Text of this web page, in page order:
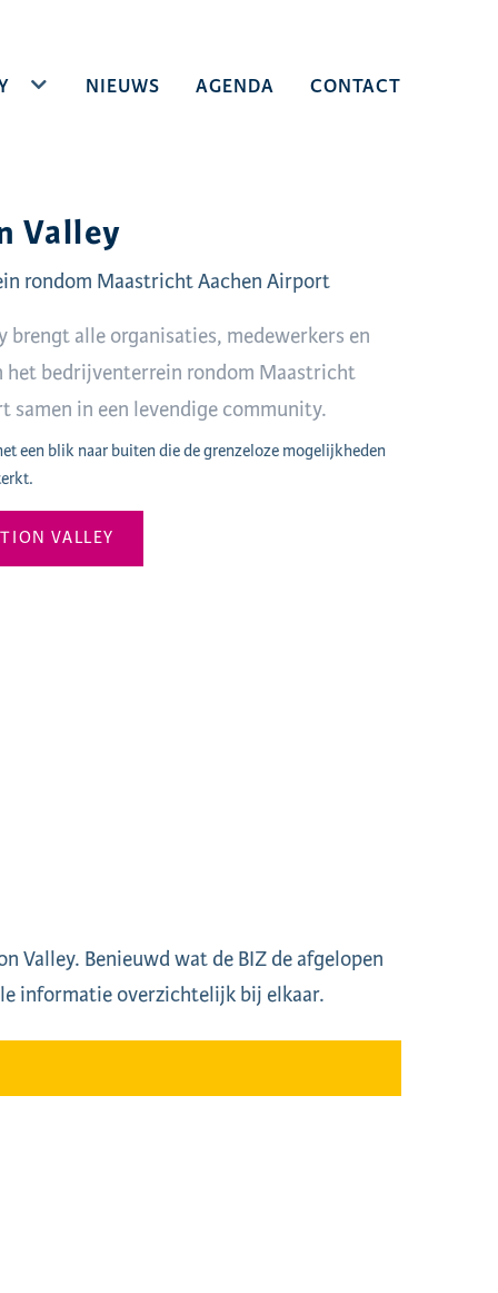
TOGGLE DROPDOWN
NIEUWS AGENDA CONTACT
Valley
rondom Maastricht Aachen Airport
brengt alle organisaties, medewerkers en
het bedrijventerrein rondom Maastricht
samen in een levendige community.
een blik naar buiten die de grenzeloze mogelijkheden
VALLEY
Valley. Benieuwd wat de BIZ de afgelopen
informatie overzichtelijk bij elkaar.